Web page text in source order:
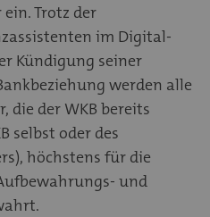
Trotz der
im Digital-
Kündigung seiner
werden alle
die der WKB bereits
selbst oder des
höchstens für die
und